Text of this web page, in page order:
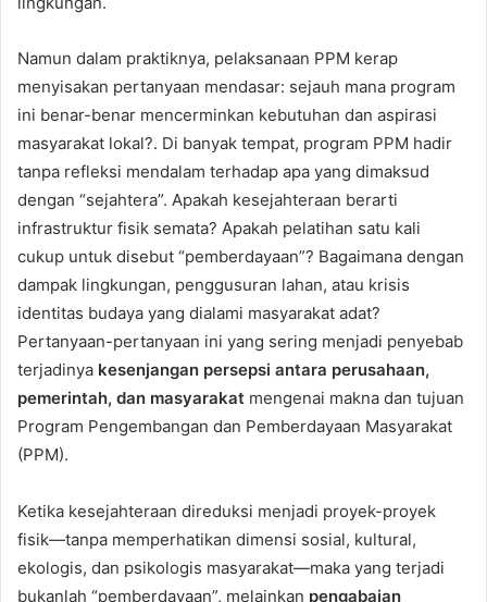
Namun dalam praktiknya, pelaksanaan PPM kerap
menyisakan pertanyaan mendasar: sejauh mana program
ini benar-benar mencerminkan kebutuhan dan aspirasi
masyarakat lokal?. Di banyak tempat, program PPM hadir
tanpa refleksi mendalam terhadap apa yang dimaksud
dengan “sejahtera”. Apakah kesejahteraan berarti
infrastruktur fisik semata? Apakah pelatihan satu kali
cukup untuk disebut “pemberdayaan”? Bagaimana dengan
dampak lingkungan, penggusuran lahan, atau krisis
identitas budaya yang dialami masyarakat adat?
Pertanyaan-pertanyaan ini yang sering menjadi penyebab
terjadinya kesenjangan persepsi antara perusahaan,
pemerintah, dan masyarakat mengenai makna dan tujuan
Program Pengembangan dan Pemberdayaan Masyarakat
(PPM).
Ketika kesejahteraan direduksi menjadi proyek-proyek
fisik—tanpa memperhatikan dimensi sosial, kultural,
ekologis, dan psikologis masyarakat—maka yang terjadi
bukanlah “pemberdayaan”, melainkan pengabaian